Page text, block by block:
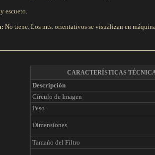
escueto.
No tiene. Los mts. orientativos se visualizan en
CARACTERÍSTICAS
Descripción
Círculo de Imagen
Peso
Dimensiones
Tamańo del Filtro